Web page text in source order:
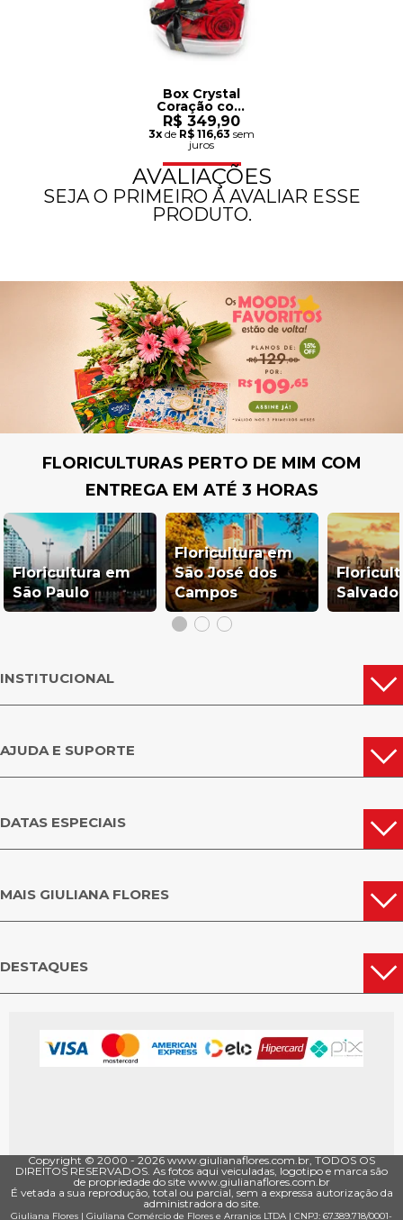
Box Crystal
Coração com
Rosas
Encantadas
Vermelhas
R$ 349,90
3xde R$ 116,63 sem
juros
AVALIAÇÕES
SEJA O PRIMEIRO A AVALIAR ESSE
PRODUTO.
FLORICULTURAS PERTO DE MIM COM
ENTREGA EM ATÉ 3 HORAS
Floricultura em
São Paulo
Floricultura em
São José dos
Campos
INSTITUCIONAL
AJUDA E SUPORTE
DATAS ESPECIAIS
MAIS GIULIANA FLORES
DESTAQUES
Copyright © 2000 - ­2026 www.giulianaflores.com.br, TODOS OS
DIREITOS RESERVADOS. As fotos aqui veiculadas, logotipo e marca são
de propriedade do site www.giulianaflores.com.br
É vetada a sua reprodução, total ou parcial, sem a expressa autorização da
administradora do site.
Giuliana Flores | Giuliana Comércio de Flores e Arranjos LTDA | CNPJ: 67.389.718/0001­